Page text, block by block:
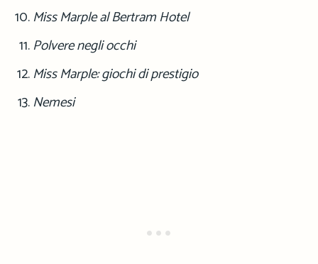
Miss Marple al Bertram Hotel
Polvere negli occhi
Miss Marple: giochi di prestigio
Nemesi